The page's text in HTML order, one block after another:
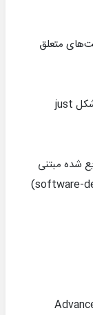
متعلق
just
شده مبتنی
software-
)